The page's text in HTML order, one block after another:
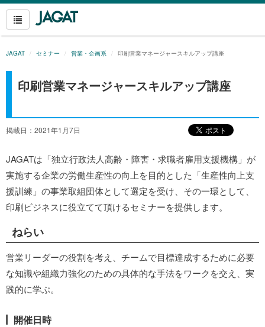
JAGAT セミナー 営業・企画系 印刷営業マネージャースキルアップ講座
印刷営業マネージャースキルアップ講座
掲載日：2021年1月7日
JAGATは「独立行政法人高齢・障害・求職者雇用支援機構」が
実施する企業の労働生産性の向上を目的とした「生産性向上支
援訓練」の事業取組団体として選定を受け、その一環として、
印刷ビジネスに役立てて頂けるセミナーを提供します。
ねらい
営業リーダーの役割を考え、チームで目標達成するために必要
な知識や組織力強化のための具体的な手法をワークを交え、実
践的に学ぶ。
開催日時